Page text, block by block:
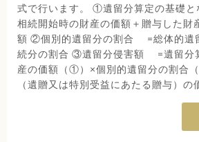
式で行います。 ①遺留分算定の基礎
相続開始時の財産の価額＋贈与した財
額 ②個別的遺留分の割合 =総体的遺
続分の割合 ③遺留分侵害額 =遺留分
産の価額（①）×個別的遺留分の割
（遺贈又は特別受益にあたる贈与）